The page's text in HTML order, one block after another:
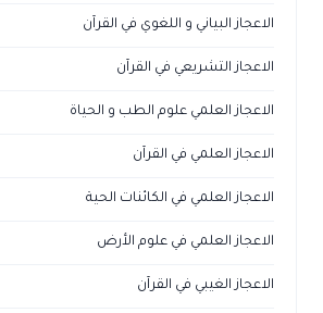
الاعجاز البياني و اللغوي في القرآن
الاعجاز التشريعي في القرآن
الاعجاز العلمي علوم الطب و الحياة
الاعجاز العلمي في القرآن
الاعجاز العلمي في الكائنات الحية
الاعجاز العلمي في علوم الأرض
الاعجاز الغيبي في القرآن